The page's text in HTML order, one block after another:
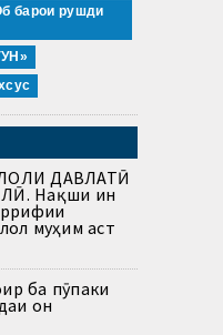
барои рушди
ДАВЛАТӢ
Нақши ин
муҳим аст
ба пӯпаки
он